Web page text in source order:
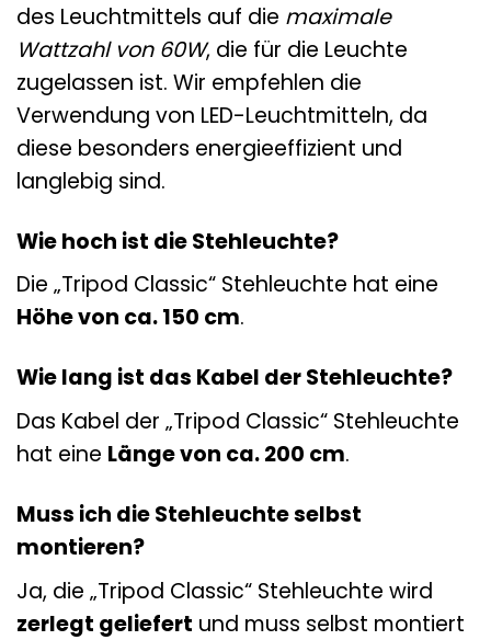
des Leuchtmittels auf die maximale
Wattzahl von 60W, die für die Leuchte
zugelassen ist. Wir empfehlen die
Verwendung von LED-Leuchtmitteln, da
diese besonders energieeffizient und
langlebig sind.
Wie hoch ist die Stehleuchte?
Die „Tripod Classic“ Stehleuchte hat eine
Höhe von ca. 150 cm.
Wie lang ist das Kabel der Stehleuchte?
Das Kabel der „Tripod Classic“ Stehleuchte
hat eine Länge von ca. 200 cm.
Muss ich die Stehleuchte selbst
montieren?
Ja, die „Tripod Classic“ Stehleuchte wird
zerlegt geliefert und muss selbst montiert